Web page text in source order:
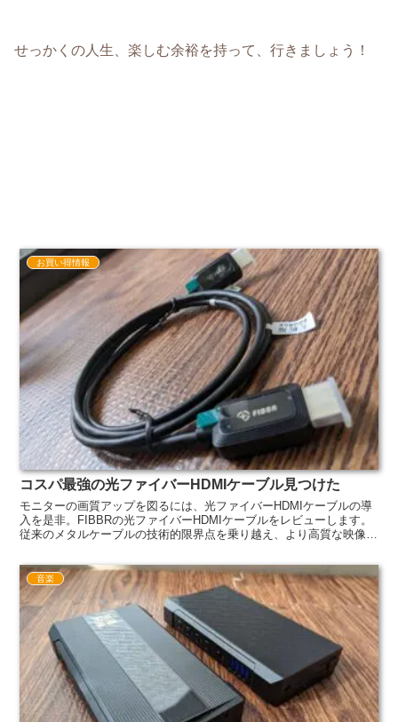
せっかくの人生、楽しむ余裕を持って、行きましょう！
お買い得情報
コスパ最強の光ファイバーHDMIケーブル見つけた
モニターの画質アップを図るには、光ファイバーHDMIケーブルの導
入を是非。FIBBRの光ファイバーHDMIケーブルをレビューします。
従来のメタルケーブルの技術的限界点を乗り越え、より高質な映像
音楽